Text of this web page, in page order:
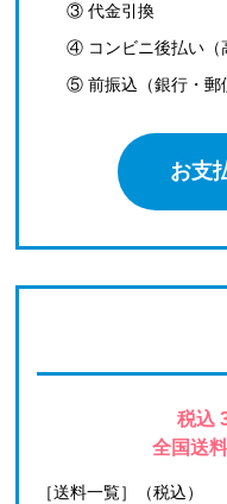
③ 代金引換
④ コンビニ後払い（
⑤ 前振込（銀行・郵
お支
税込
全国送
［送料一覧］（税込）